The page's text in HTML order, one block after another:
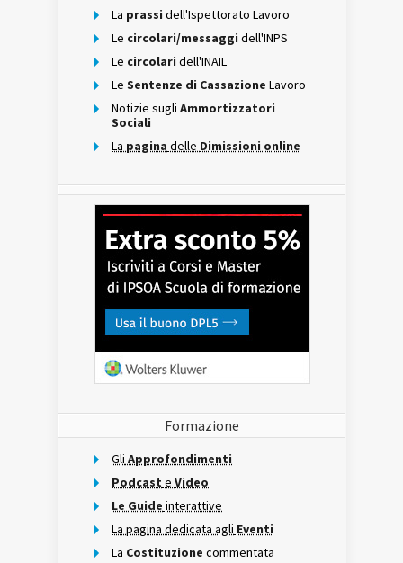
La prassi dell'Ispettorato Lavoro
Le circolari/messaggi dell'INPS
Le circolari dell'INAIL
Le Sentenze di Cassazione Lavoro
Notizie sugli Ammortizzatori
Sociali
La pagina delle Dimissioni online
Formazione
Gli Approfondimenti
Podcast e Video
Le Guide interattive
La pagina dedicata agli Eventi
La Costituzione commentata